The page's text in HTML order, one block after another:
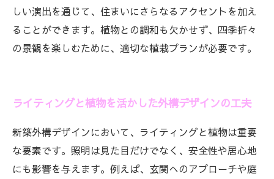
しい演出を通じて、住まいにさらなるアクセントを加え
ることができます。植物との調和も欠かせず、四季折々
の景観を楽しむために、適切な植栽プランが必要です。
ライティングと植物を活かした外構デザインの工夫
新築外構デザインにおいて、ライティングと植物は重要
な要素です。照明は見た目だけでなく、安全性や居心地
にも影響を与えます。例えば、玄関へのアプローチや庭